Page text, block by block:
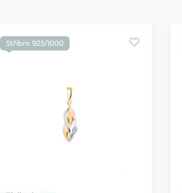
Stříbro 925/1000